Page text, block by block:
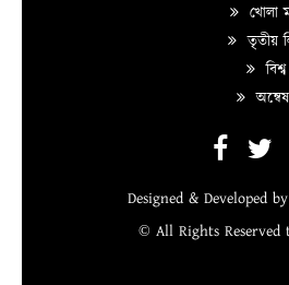
খোলা
তৃতীয়
বিশ্ব
Designed & Developed by
© All Rights Reserved